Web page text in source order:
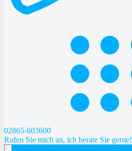
02865-603600
Rufen Sie mich an, ich berate Sie gerne!